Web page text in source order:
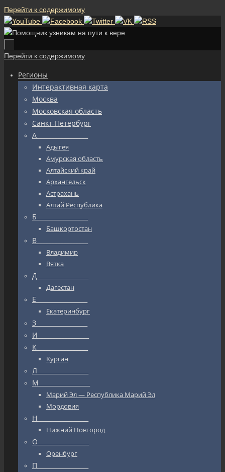
Перейти к содержимому
Перейти к содержимому
Регионы
Интерактивная карта
Москва
Московская область
Санкт-Петербург
А_________________
Адыгея
Амурская область
Алтайский край
Архангельск
Астрахань
Алтай Республика
Б_________________
Башкортостан
В_________________
Владимир
Вятка
Д_________________
Дагестан
Е_________________
Екатеринбург
З_________________
И_________________
К_________________
Курган
Л_________________
М_________________
Марий Эл — Республика Марий Эл
Мордовия
Н_________________
Нижний Новгород
О_________________
Оренбург
П_________________